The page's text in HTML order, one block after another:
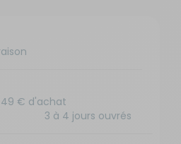
€ d'achat
3 à 4 jours ouvrés